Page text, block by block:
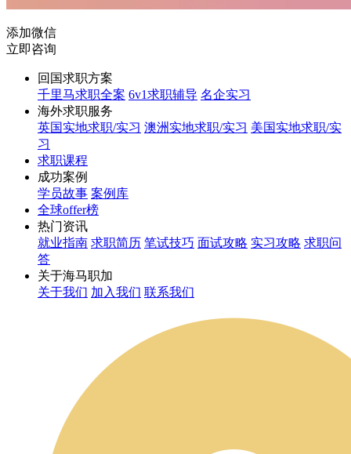
添加微信
立即咨询
回国求职方案
千里马求职全案 6v1求职辅导 名企实习
海外求职服务
英国实地求职/实习 澳洲实地求职/实习 美国实地求职/实
习
求职课程
成功案例
学员故事 案例库
全球offer榜
热门资讯
就业指南 求职简历 笔试技巧 面试攻略 实习攻略 求职问
答
关于海马职加
关于我们 加入我们 联系我们